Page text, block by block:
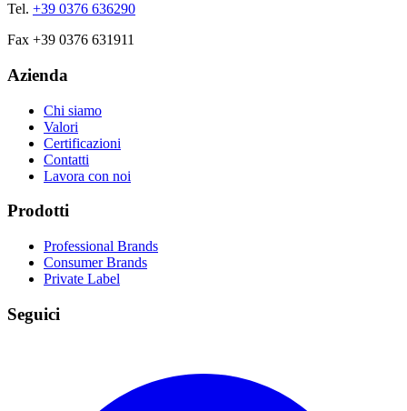
Tel. +39 0376 636290
Fax +39 0376 631911
Azienda
Chi siamo
Valori
Certificazioni
Contatti
Lavora con noi
Prodotti
Professional Brands
Consumer Brands
Private Label
Seguici